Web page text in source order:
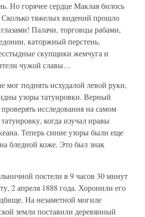
Но горячее сердце Маклая билось
тяжелых видений прошло
Палачи, торговцы рабами,
каторжный перстень,
скупщики жемчуга и
чужой славы…
мог поднять исхудалой левой руки,
узоры татуировки. Верный
исследования на самом
когда изучал нравы
Теперь синие узоры были еще
бледной коже. Это был знак
постели в 9 часов 30 минут
2 апреля 1888 года. Хоронили его
На незаметной могиле
земли поставили деревянный